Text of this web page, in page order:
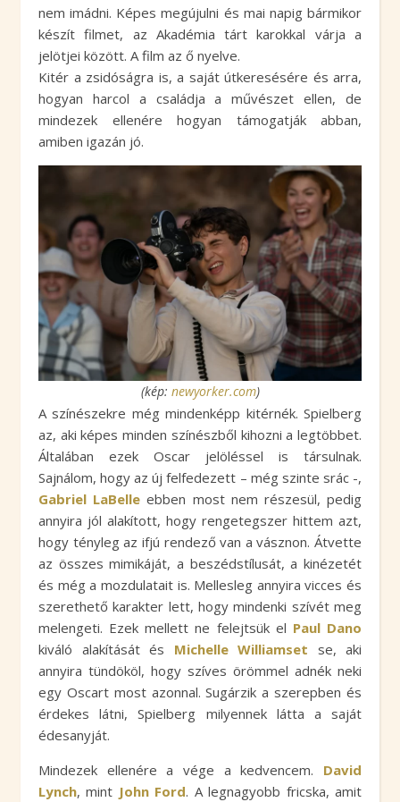
nem imádni. Képes megújulni és mai napig bármikor
készít filmet, az Akadémia tárt karokkal várja a
jelötjei között. A film az ő nyelve.
Kitér a zsidóságra is, a saját útkeresésére és arra,
hogyan harcol a családja a művészet ellen, de
mindezek ellenére hogyan támogatják abban,
amiben igazán jó.
(kép: newyorker.com)
A színészekre még mindenképp kitérnék. Spielberg
az, aki képes minden színészből kihozni a legtöbbet.
Általában ezek Oscar jelöléssel is társulnak.
Sajnálom, hogy az új felfedezett – még szinte srác -,
Gabriel LaBelle ebben most nem részesül, pedig
annyira jól alakított, hogy rengetegszer hittem azt,
hogy tényleg az ifjú rendező van a vásznon. Átvette
az összes mimikáját, a beszédstílusát, a kinézetét
és még a mozdulatait is. Mellesleg annyira vicces és
szerethető karakter lett, hogy mindenki szívét meg
melengeti. Ezek mellett ne felejtsük el Paul Dano
kiváló alakítását és Michelle Williamset se, aki
annyira tündököl, hogy szíves örömmel adnék neki
egy Oscart most azonnal. Sugárzik a szerepben és
érdekes látni, Spielberg milyennek látta a saját
édesanyját.
Mindezek ellenére a vége a kedvencem. David
Lynch, mint John Ford. A legnagyobb fricska, amit